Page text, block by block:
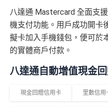
八達通 Mastercard 全面支
機支付功能。用戶成功開卡
擬卡加入手機錢包，便可於
的實體商戶付款。
八達通自動增值現金
現金回贈信用卡 里數信用